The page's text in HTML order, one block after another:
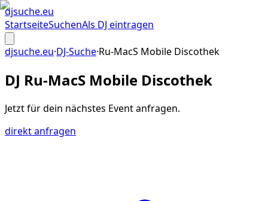
djsuche.eu
StartseiteSuchenAls DJ eintragen
djsuche.eu·DJ-Suche·Ru-MacS Mobile Discothek
DJ Ru-MacS Mobile Discothek
Jetzt für dein nächstes Eventanfragen.
direkt anfragen